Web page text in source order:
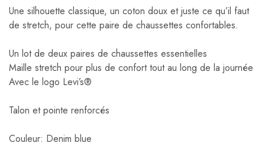
Une silhouette classique, un coton doux et juste ce qu’il faut
de stretch, pour cette paire de chaussettes confortables.
Un lot de deux paires de chaussettes essentielles
Maille stretch pour plus de confort tout au long de la journée
Avec le logo Levi’s®
Talon et pointe renforcés
Couleur: Denim blue